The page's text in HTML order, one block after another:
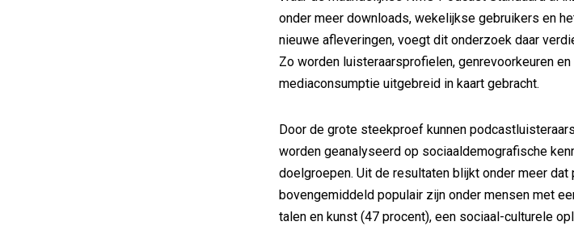
onder meer downloads, wekelijkse gebruikers en
nieuwe afleveringen, voegt dit onderzoek daar
Zo worden luisteraarsprofielen, genrevoorkeuren en
mediaconsumptie uitgebreid in kaart gebracht.
Door de grote steekproef kunnen
worden geanalyseerd op sociaaldemografische
doelgroepen. Uit de resultaten blijkt onder meer dat
bovengemiddeld populair zijn onder mensen met
talen en kunst (47 procent), een sociaal-culturele